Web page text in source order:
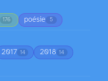
176 poésie 5
2017 14 2018 14